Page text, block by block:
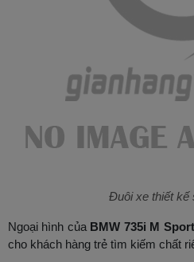
Đuôi xe thiết kế
Ngoại hình của BMW 735i M
cho khách hàng trẻ tìm kiếm chất